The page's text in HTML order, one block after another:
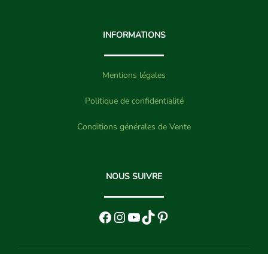
INFORMATIONS
Mentions légales
Politique de confidentialité
Conditions générales de Vente
NOUS SUIVRE
Facebook
Instagram
YouTube
TikTokPinterest